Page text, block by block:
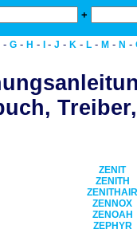
+
- G - H - - J - K - L - M - N -
ZENIT
ZENITH
ZENITHAIR
ZENNOX
ZENOAH
ZEPHYR